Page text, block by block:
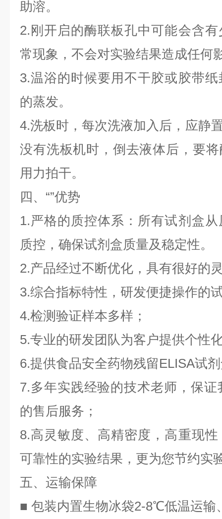
助溶。
2.刚开启的酶联板孔中可能会含
常现象，不会对实验结果造成任何
3.温浴的时候要用不干胶或胶带
的蒸发。
4.洗板时，每次洗液加入后，应静
没有洗板机时，倒去液体后，要
用力拍干。
四、“”优势
1.严格的质控体系：所有试剂盒
质控，确保试剂盒质量及稳定性。
2.产品经过不断优化，具有很好的
3.综合指标特性，研发便捷操作的
4.检测验证样本多样；
5.专业的研发团队为客户提供个性
6.提供食品安全药物残留ELISA试
7.多年实践经验的技术老师，保证
的售后服务；
8.高灵敏度、高精密度，高重现
可靠性的实验结果，更为您节约实
五、运输保障
■ 包装内置生物冰袋2-8℃低温运输